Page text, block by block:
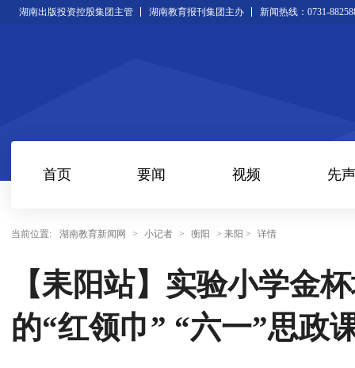
湖南出版投资控股集团主管 湖南教育报刊集团主办 新闻热线：0731-
首页 要闻 视频 先声
当前位置: 湖南教育新闻网 > 小记者 > 衡阳 > 耒阳 > 详情
【耒阳站】实验小学金
的“红领巾” “六一”思政